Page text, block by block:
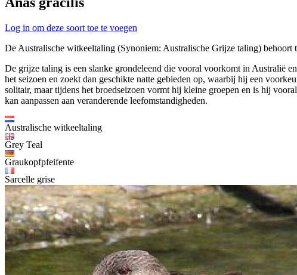
Log in om deze soort toe te voegen
De Australische witkeeltaling (Synoniem: Australische Grijze taling) behoort
De grijze taling is een slanke grondeleend die vooral voorkomt in Australië
het seizoen en zoekt dan geschikte natte gebieden op, waarbij hij een
solitair, maar tijdens het broedseizoen vormt hij kleine groepen en is hij
kan aanpassen aan veranderende leefomstandigheden.
Australische witkeeltaling
Grey Teal
Graukopfpfeifente
Sarcelle grise